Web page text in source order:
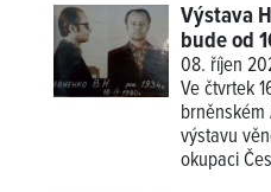
Výstava
bude od
08. říjen
Ve čtvrtek
brněnském
výstavu
okupaci